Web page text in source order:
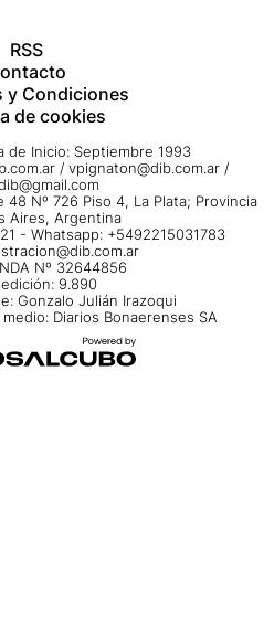
RSS
y Condiciones
de cookies
de Inicio: Septiembre 1993
/ vpignaton@dib.com.ar /
Nº 726 Piso 4, La Plata; Provincia
Aires, Argentina
- Whatsapp: +5492215031783
Nº 32644856
9.890
Gonzalo Julián Irazoqui
Diarios Bonaerenses SA